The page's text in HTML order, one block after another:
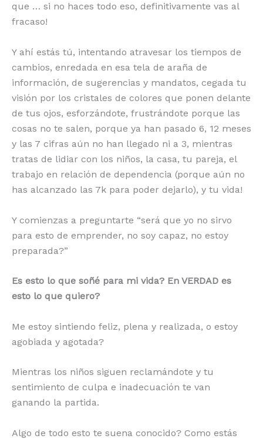
que … si no haces todo eso, definitivamente vas al
fracaso!
Y ahí estás tú, intentando atravesar los tiempos de
cambios, enredada en esa tela de araña de
información, de sugerencias y mandatos, cegada tu
visión por los cristales de colores que ponen delante
de tus ojos, esforzándote, frustrándote porque las
cosas no te salen, porque ya han pasado 6, 12 meses
y las 7 cifras aún no han llegado ni a 3, mientras
tratas de lidiar con los niños, la casa, tu pareja, el
trabajo en relación de dependencia (porque aún no
has alcanzado las 7k para poder dejarlo), y tu vida!
Y comienzas a preguntarte “será que yo no sirvo
para esto de emprender, no soy capaz, no estoy
preparada?”
Es esto lo que soñé para mi vida? En VERDAD es
esto lo que quiero?
Me estoy sintiendo feliz, plena y realizada, o estoy
agobiada y agotada?
Mientras los niños siguen reclamándote y tu
sentimiento de culpa e inadecuación te van
ganando la partida.
Algo de todo esto te suena conocido? Como estás